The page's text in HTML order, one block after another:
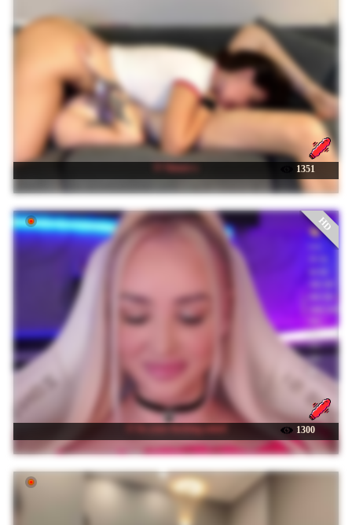
☉ Sinner-s 1351
HD
☉ In-your-fucking-mind 1300